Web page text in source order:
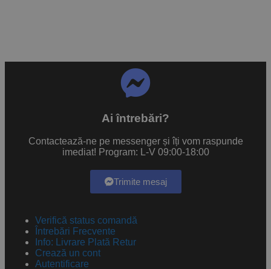
Ai întrebări?
Contactează-ne pe messenger și îți vom raspunde
imediat! Program: L-V 09:00-18:00
Trimite mesaj
Verifică status comandă
Întrebări Frecvente
Info: Livrare Plată Retur
Crează un cont
Autentificare